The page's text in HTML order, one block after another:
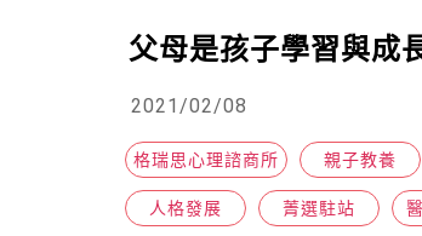
父母是孩子學習與成
2021/02/08
格瑞思心理諮商所 親子教養
人格發展 菁選駐站